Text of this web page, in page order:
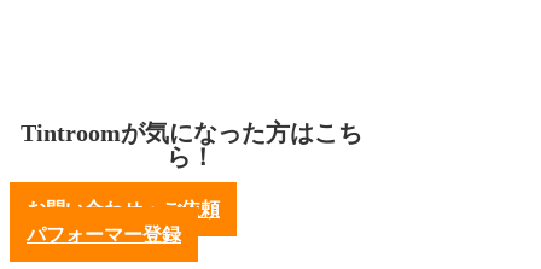
Tintroomが気になった方はこち
ら！
お問い合わせ・ご依頼
パフォーマー登録